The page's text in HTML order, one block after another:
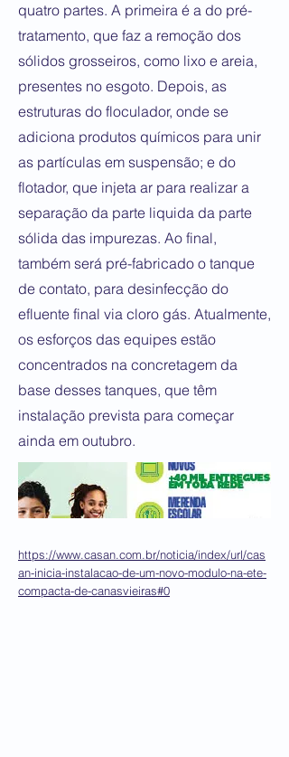
quatro partes. A primeira é a do pré-
tratamento, que faz a remoção dos
sólidos grosseiros, como lixo e areia,
presentes no esgoto. Depois, as
estruturas do floculador, onde se
adiciona produtos químicos para unir
as partículas em suspensão; e do
flotador, que injeta ar para realizar a
separação da parte liquida da parte
sólida das impurezas. Ao final,
também será pré-fabricado o tanque
de contato, para desinfecção do
efluente final via cloro gás. Atualmente,
os esforços das equipes estão
concentrados na concretagem da
base desses tanques, que têm
instalação prevista para começar
ainda em outubro.
https://www.casan.com.br/noticia/index/url/cas
an-inicia-instalacao-de-um-novo-modulo-na-ete-
compacta-de-canasvieiras#0